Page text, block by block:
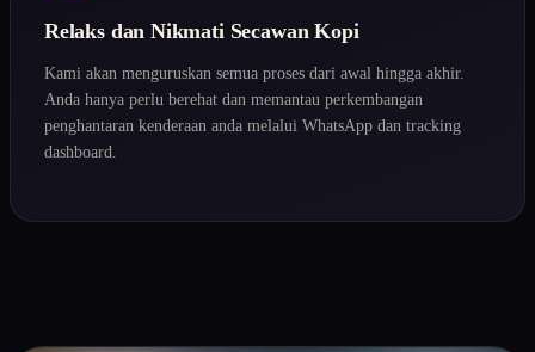
Relaks dan Nikmati Secawan Kopi
Kami akan menguruskan semua proses dari awal hingga akhir.
Anda hanya perlu berehat dan memantau perkembangan
penghantaran kenderaan anda melalui WhatsApp dan tracking
dashboard.